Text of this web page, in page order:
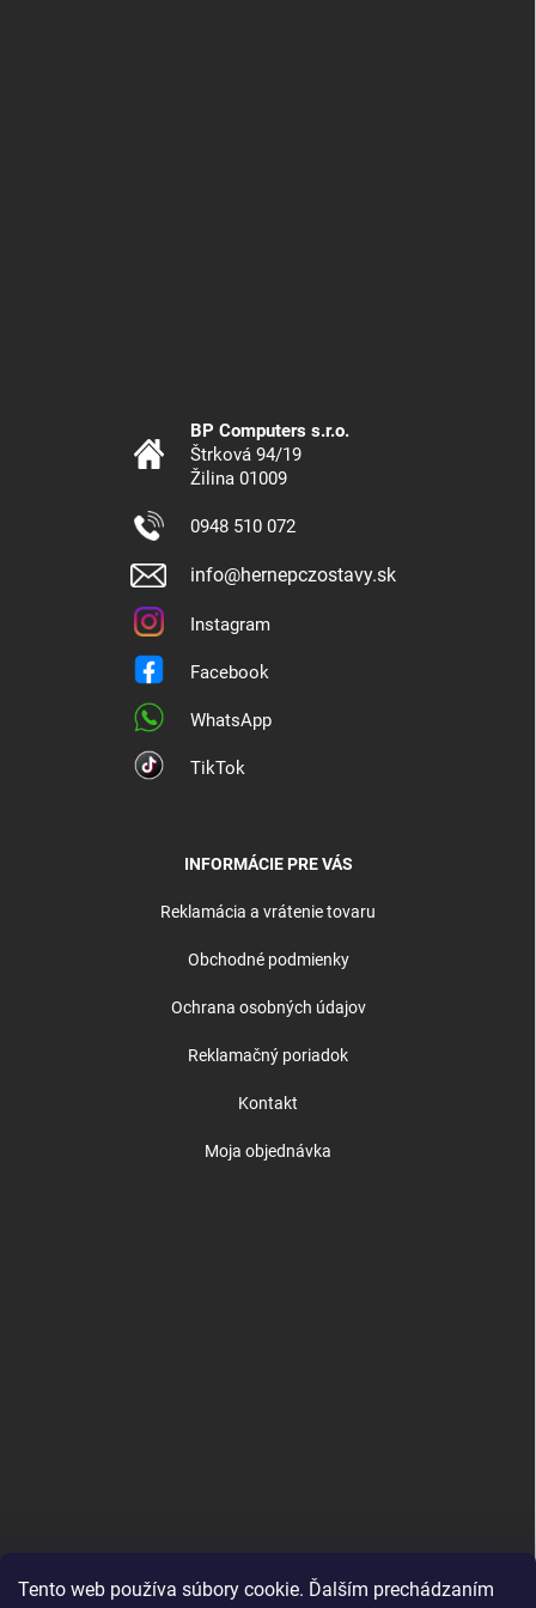
Tento web používa súbory cookie. Ďalším prechádzaním
BP Computers s.r.o.
Štrková 94/19
Žilina 01009
0948 510 072
info@hernepczostavy.sk
Instagram
Facebook
WhatsApp
TikTok
INFORMÁCIE PRE VÁS
Reklamácia a vrátenie tovaru
Obchodné podmienky
Ochrana osobných údajov
Reklamačný poriadok
Kontakt
Moja objednávka